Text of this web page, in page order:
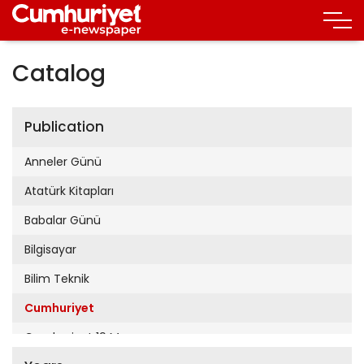
Catalog
Publication
Anneler Günü
Atatürk Kitapları
Babalar Günü
Bilgisayar
Bilim Teknik
Cumhuriyet
Cumhuriyet 19 Mayıs